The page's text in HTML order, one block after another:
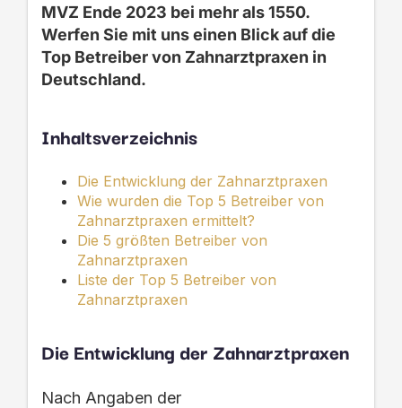
MVZ Ende 2023 bei mehr als1550.
Werfen Sie mit uns einen Blick auf die
Top Betreiber von Zahnarztpraxen in
Deutschland.
Inhaltsverzeichnis
Die Entwicklung der Zahnarztpraxen
Wie wurden die Top 5 Betreiber von
Zahnarztpraxen ermittelt?
Die 5 größten Betreiber von
Zahnarztpraxen
Liste der Top 5 Betreiber von
Zahnarztpraxen
Die Entwicklung der Zahnarztpraxen
Nach Angaben der